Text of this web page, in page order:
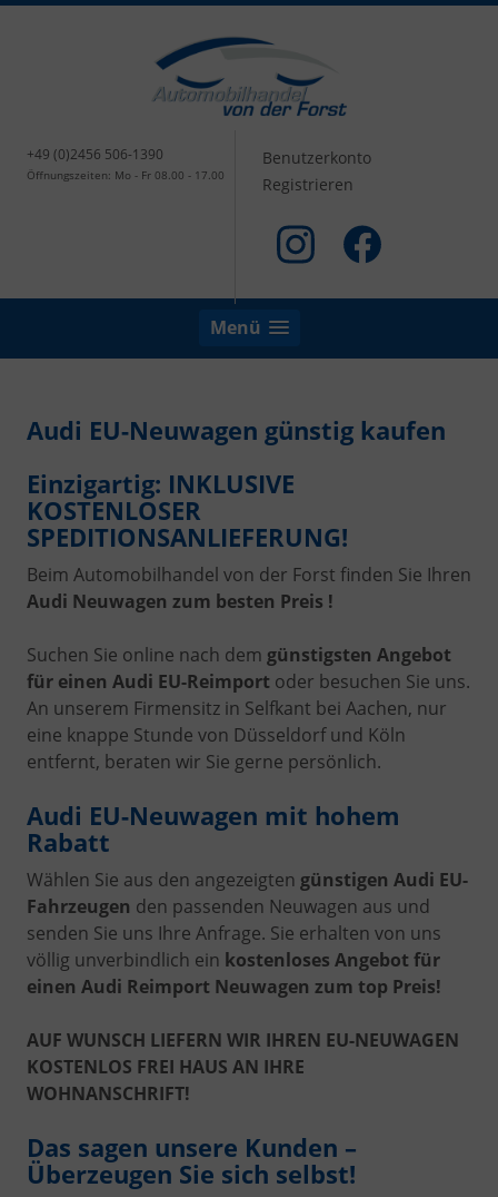
+49 (0)2456 506-1390
Öffnungszeiten: Mo - Fr 08.00 - 17.00
Benutzerkonto
Registrieren
Menü
Audi EU-Neuwagen günstig kaufen
Einzigartig: INKLUSIVE
KOSTENLOSER
SPEDITIONSANLIEFERUNG!
Beim Automobilhandel von der Forst finden Sie Ihren
Audi Neuwagen zum besten Preis !
Suchen Sie online nach dem günstigsten Angebot
für einen Audi EU-Reimport oder besuchen Sie uns.
An unserem Firmensitz in Selfkant bei Aachen, nur
eine knappe Stunde von Düsseldorf und Köln
entfernt, beraten wir Sie gerne persönlich.
Audi EU-Neuwagen mit hohem
Rabatt
Wählen Sie aus den angezeigten günstigen Audi EU-
Fahrzeugen den passenden Neuwagen aus und
senden Sie uns Ihre Anfrage. Sie erhalten von uns
völlig unverbindlich ein kostenloses Angebot für
einen Audi Reimport Neuwagen zum top Preis!
AUF WUNSCH LIEFERN WIR IHREN EU-NEUWAGEN
KOSTENLOS FREI HAUS AN IHRE
WOHNANSCHRIFT!
Das sagen unsere Kunden –
Überzeugen Sie sich selbst!